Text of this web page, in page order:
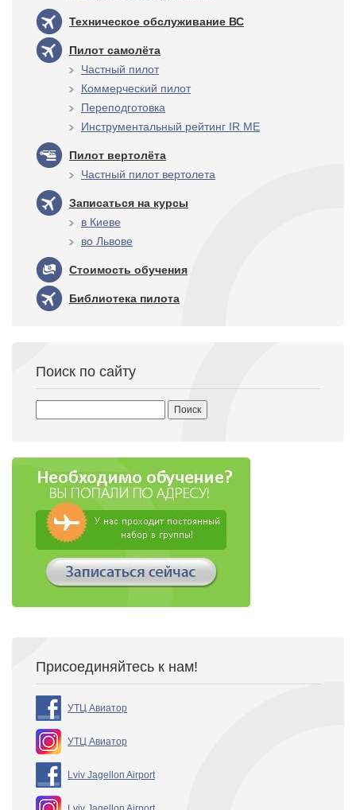
Техническое обслуживание ВС
Пилот самолёта
Частный пилот
Коммерческий пилот
Переподготовка
Инструментальный рейтинг IR ME
Пилот вертолёта
Частный пилот вертолета
Записаться на курсы
в Киеве
во Львове
Стоимость обучения
Библиотека пилота
Поиск по сайту
Присоединяйтесь к нам!
УТЦ Авиатор
УТЦ Авиатор
Lviv Jagellon Airport